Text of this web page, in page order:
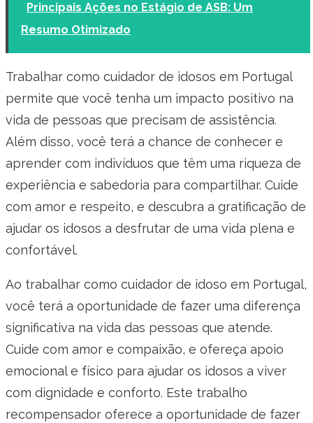
Principais Ações no Estágio de ASB: Um
Resumo Otimizado
Trabalhar como cuidador de idosos em Portugal
permite que você tenha um impacto positivo na
vida de pessoas que precisam de assistência.
Além disso, você terá a chance de conhecer e
aprender com indivíduos que têm uma riqueza de
experiência e sabedoria para compartilhar. Cuide
com amor e respeito, e descubra a gratificação de
ajudar os idosos a desfrutar de uma vida plena e
confortável.
Ao trabalhar como cuidador de idoso em Portugal,
você terá a oportunidade de fazer uma diferença
significativa na vida das pessoas que atende.
Cuide com amor e compaixão, e ofereça apoio
emocional e físico para ajudar os idosos a viver
com dignidade e conforto. Este trabalho
recompensador oferece a oportunidade de fazer